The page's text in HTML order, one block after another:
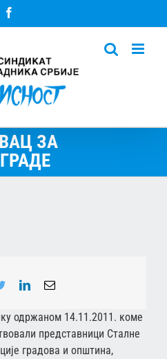
ЗА
TwitterLinkedInEmail
одржаном 14.11.2011. коме
представници Сталне
градова и општина,